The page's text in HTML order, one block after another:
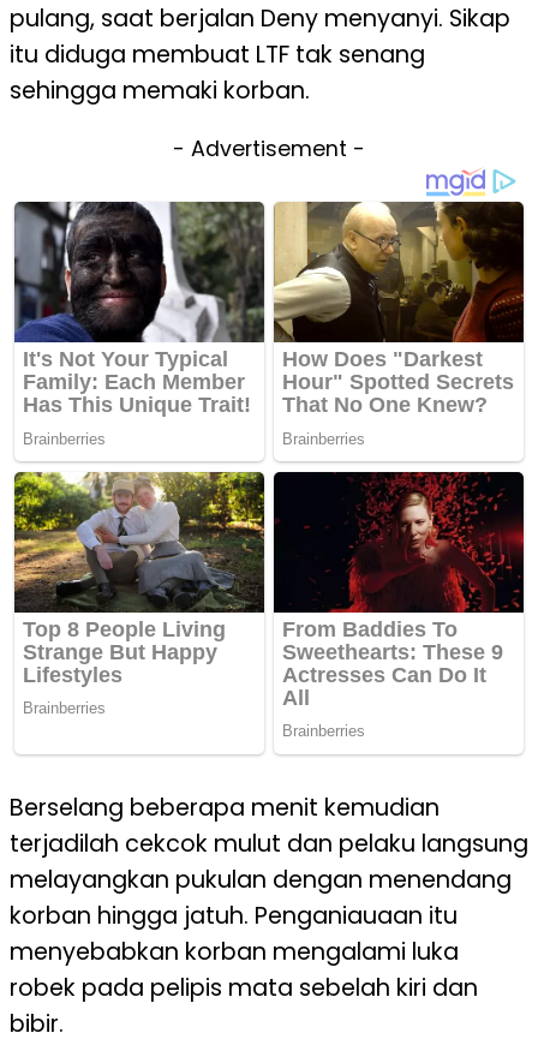
pulang, saat berjalan Deny menyanyi. Sikap
itu diduga membuat LTF tak senang
sehingga memaki korban.
- Advertisement -
Berselang beberapa menit kemudian
terjadilah cekcok mulut dan pelaku langsung
melayangkan pukulan dengan menendang
korban hingga jatuh. Penganiauaan itu
menyebabkan korban mengalami luka
robek pada pelipis mata sebelah kiri dan
bibir.